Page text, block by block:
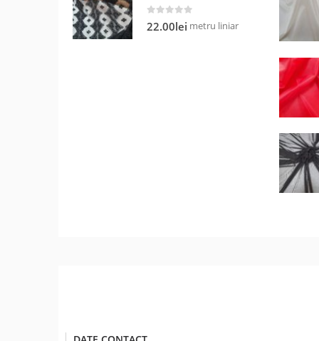
0 out of 5
22.00lei metru liniar